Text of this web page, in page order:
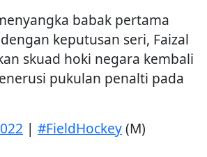
babak pertama
keputusan seri, Faizal
skuad hoki negara kembali
pukulan penalti pada
| #FieldHockey(M)